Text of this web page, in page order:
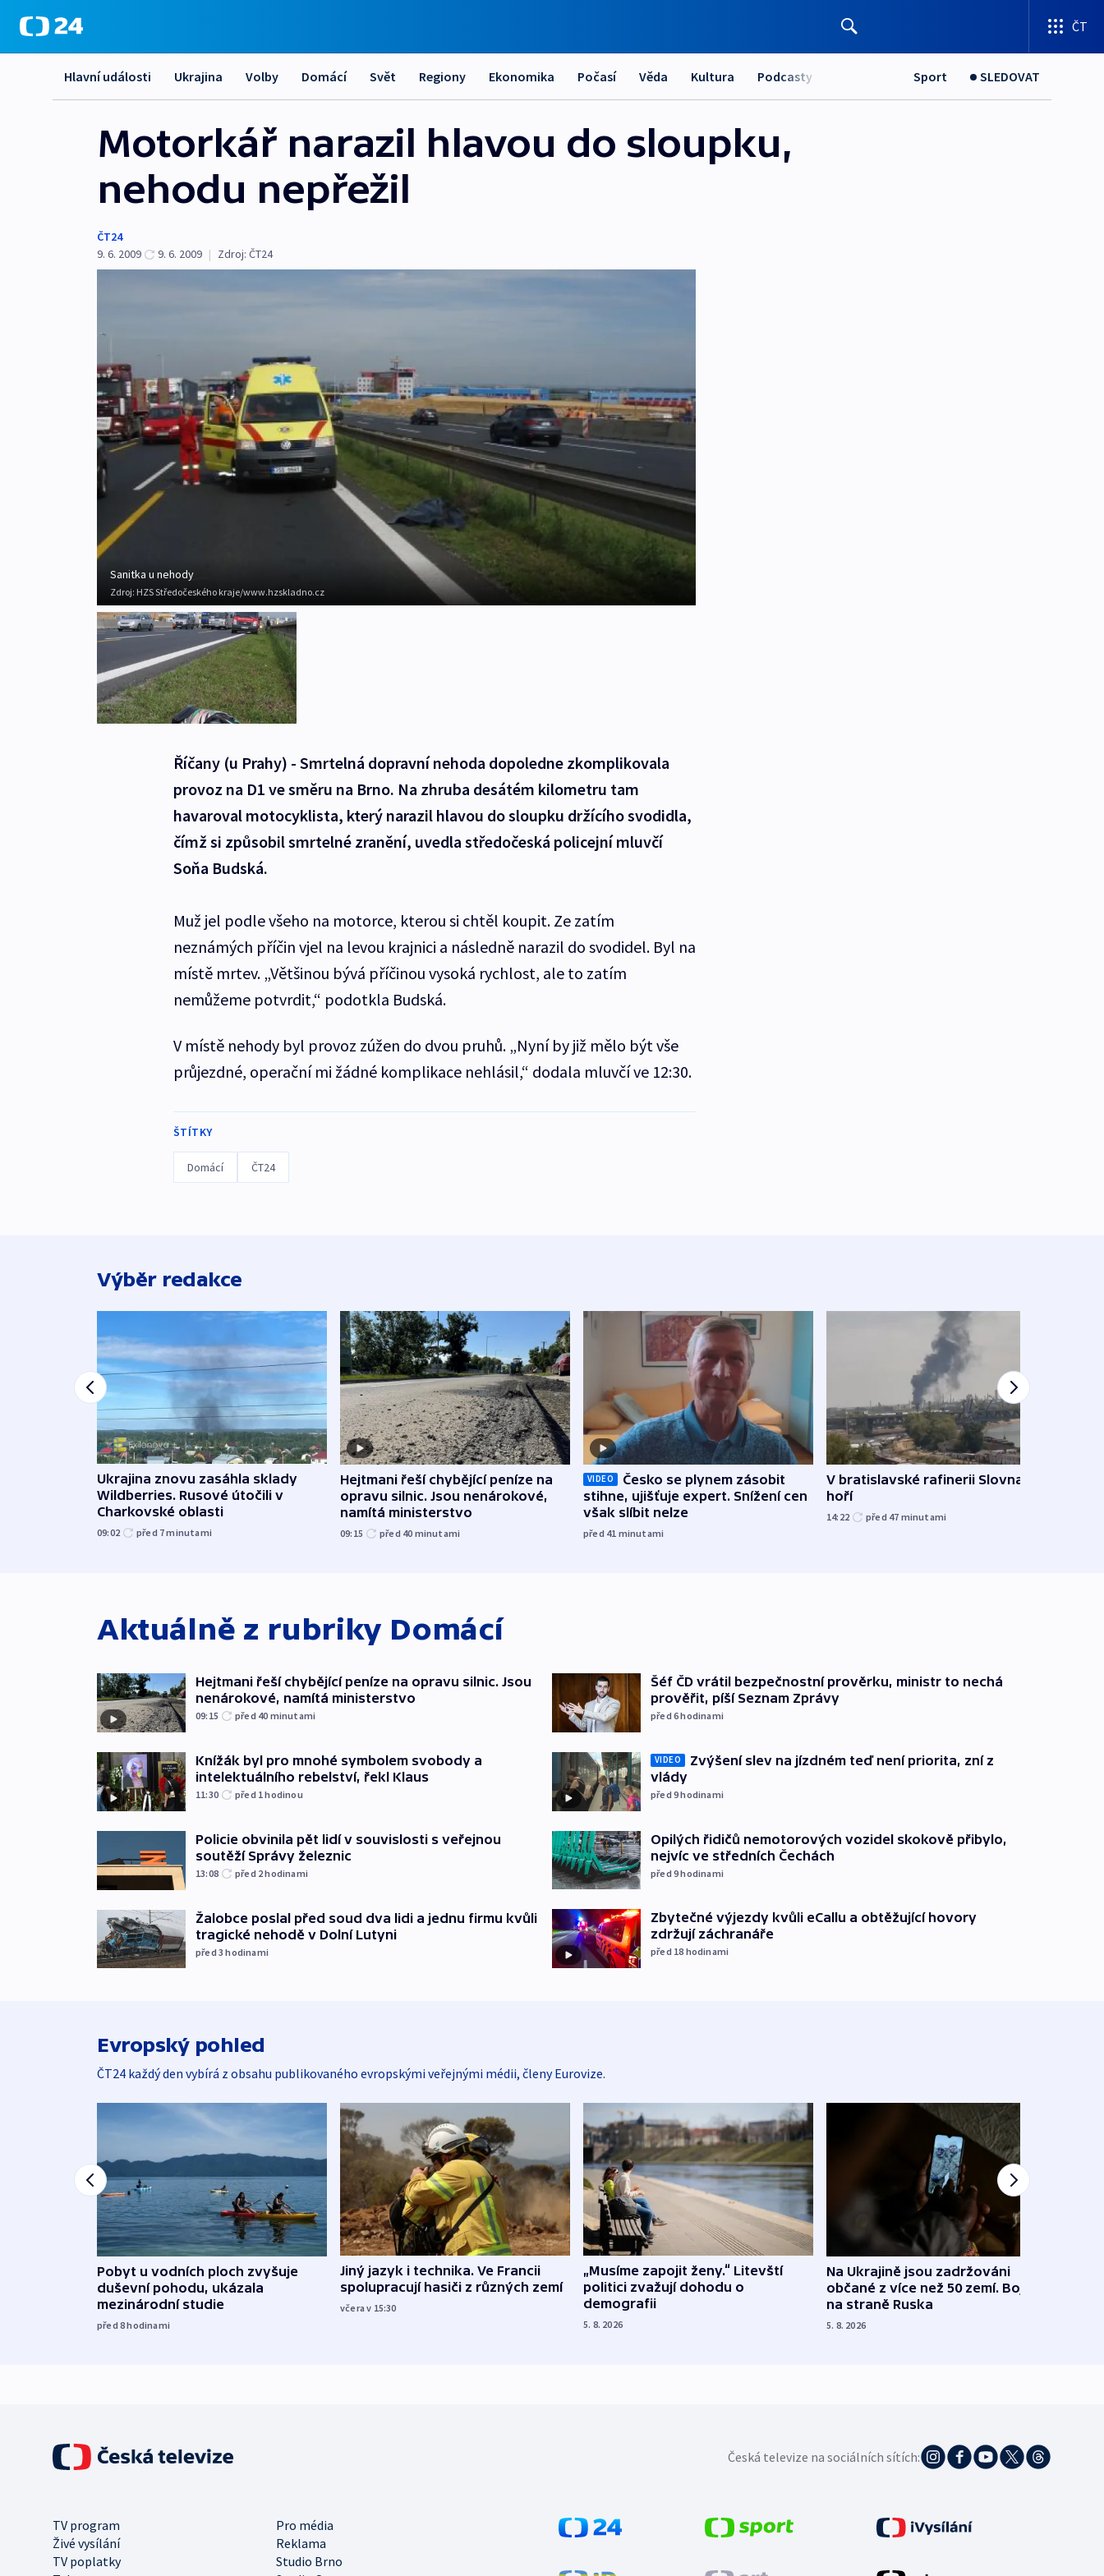
ČT
Hlavní události Ukrajina Volby Domácí Svět Regiony Ekonomika Počasí Věda Kultura Podcasty Sport SLEDOVAT
Motorkář narazil hlavou do sloupku,
nehodu nepřežil
ČT24
9. 6. 2009
9. 6. 2009 | Zdroj: ČT24
Sanitka u nehody
Zdroj: HZS Středočeského kraje/www.hzskladno.cz
Říčany (u Prahy) - Smrtelná dopravní nehoda dopoledne zkomplikovala
provoz na D1 ve směru na Brno. Na zhruba desátém kilometru tam
havaroval motocyklista, který narazil hlavou do sloupku držícího svodidla,
čímž si způsobil smrtelné zranění, uvedla středočeská policejní mluvčí
Soňa Budská.
Muž jel podle všeho na motorce, kterou si chtěl koupit. Ze zatím
neznámých příčin vjel na levou krajnici a následně narazil do svodidel. Byl na
místě mrtev. „Většinou bývá příčinou vysoká rychlost, ale to zatím
nemůžeme potvrdit,“ podotkla Budská.
V místě nehody byl provoz zúžen do dvou pruhů. „Nyní by již mělo být vše
průjezdné, operační mi žádné komplikace nehlásil,“ dodala mluvčí ve 12:30.
ŠTÍTKY
Domácí ČT24
Výběr redakce
Ukrajina znovu zasáhla sklady
Wildberries. Rusové útočili v
Charkovské oblasti
09:02 před 7minutami
Hejtmani řeší chybějící peníze na
opravu silnic. Jsou nenárokové,
namítá ministerstvo
09:15 před 40 minutami
VIDEO
Česko se plynem zásobit
stihne, ujišťuje expert. Snížení cen
však slíbit nelze
před 41 minutami
V bratislavské rafinerii Slovnaft
hoří
14:22 před 47 minutami
Aktuálně z rubriky Domácí
Hejtmani řeší chybějící peníze na opravu silnic. Jsou
nenárokové, namítá ministerstvo
09:15 před 40 minutami
Knížák byl pro mnohé symbolem svobody a
intelektuálního rebelství, řekl Klaus
11:30 před 1hodinou
Policie obvinila pět lidí v souvislosti s veřejnou
soutěží Správy železnic
13:08 před 2hodinami
Žalobce poslal před soud dva lidi a jednu firmu kvůli
tragické nehodě v Dolní Lutyni
před 3hodinami
Šéf ČD vrátil bezpečnostní prověrku, ministr to nechá
prověřit, píší Seznam Zprávy
před 6hodinami
VIDEO
Zvýšení slev na jízdném teď není priorita, zní z
vlády
před 9hodinami
Opilých řidičů nemotorových vozidel skokově přibylo,
nejvíc ve středních Čechách
před 9hodinami
Zbytečné výjezdy kvůli eCallu a obtěžující hovory
zdržují záchranáře
před 18 hodinami
Evropský pohled
ČT24 každý den vybírá z obsahu publikovaného evropskými veřejnými médii, členy Eurovize.
Pobyt u vodních ploch zvyšuje
duševní pohodu, ukázala
mezinárodní studie
před 8hodinami
Jiný jazyk i technika. Ve Francii
spolupracují hasiči z různých zemí
včera v 15:30
„Musíme zapojit ženy.“ Litevští
politici zvažují dohodu o
demografii
5. 8. 2026
Na Ukrajině jsou zadržováni
občané z více než 50 zemí. Bojovali
na straně Ruska
5. 8. 2026
Česká televize na sociálních sítích:
TV program
Pro média
Živé vysílání
Reklama
TV poplatky
Studio Brno